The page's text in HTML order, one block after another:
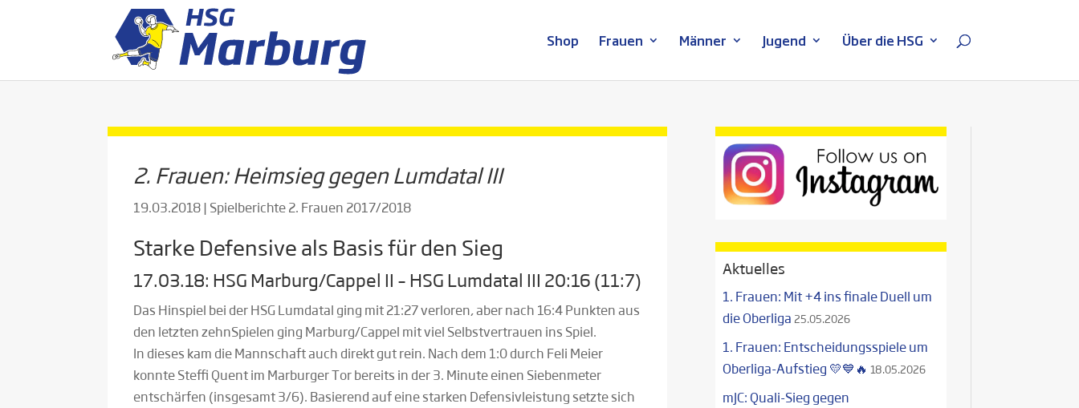
Shop Frauen Männer Jugend Über die HSG
2. Frauen: Heimsieg gegen Lumdatal III
19.03.2018| Spielberichte 2. Frauen 2017/2018
Starke Defensive als Basis für den Sieg
17.03.18: HSG Marburg/Cappel II – HSG Lumdatal III 20:16 (11:7)
Das Hinspiel bei der HSG Lumdatal ging mit 21:27 verloren, aber nach 16:4 Punkten aus
den letzten zehnSpielen ging Marburg/Cappel mit viel Selbstvertrauen ins Spiel.
In dieses kam die Mannschaft auch direkt gut rein. Nach dem 1:0 durch Feli Meier
konnte Steffi Quent im Marburger Tor bereits in der 3. Minute einen Siebenmeter
entschärfen (insgesamt 3/6). Basierend auf eine starken Defensivleistung setzte sich
Aktuelles
1. Frauen: Mit +4 ins finale Duell um
die Oberliga 25.05.2026
1. Frauen: Entscheidungsspiele um
Oberliga-Aufstieg 💛💙🔥 18.05.2026
mJC: Quali-Sieg gegen